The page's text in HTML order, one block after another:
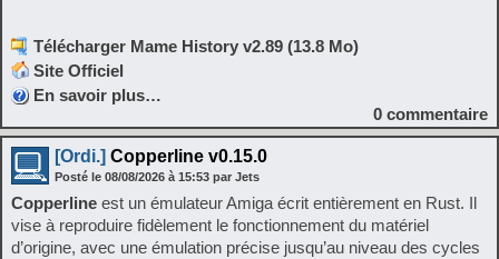
Télécharger Mame History v2.89 (13.8 Mo)
Site Officiel
En savoir plus…
0 commentaire
[Ordi.] Copperline v0.15.0
Posté le 08/08/2026 à 15:53 par Jets
Copperline est un émulateur Amiga écrit entièrement en Rust. Il
vise à reproduire fidèlement le fonctionnement du matériel
d’origine, avec une émulation précise jusqu’au niveau des cycles